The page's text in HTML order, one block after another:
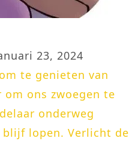
23, 2024
te genieten van
ons zwoegen te
onderweg
lopen. Verlicht de